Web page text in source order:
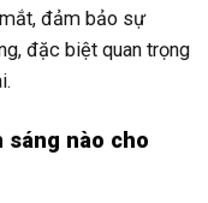
đảm bảo sự
đặc biệt quan trọng
sáng nào cho